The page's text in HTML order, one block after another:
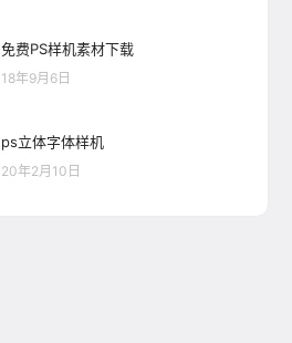
免费PS样机素材下载
18年9月6日
ps立体字体样机
20年2月10日